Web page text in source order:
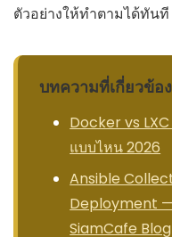
ตัวอย่างให้ทำตามได้ทันที
บทความที่เกี่ยวข้อง
Docker vs
แบบไหน 2026
Ansible
Deployment
SiamCafe Blog